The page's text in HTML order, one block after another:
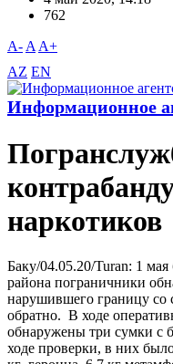
762
A- A A+
AZ EN
Информационное
наркотиков
Баку/04.05.20/Turan: 1
района пограничники
нарушившего границу со
обратно. В ходе
обнаружены три сумки с
ходе проверки, в них